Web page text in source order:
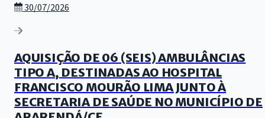
30/07/2026
AQUISIÇÃO DE 06 (SEIS) AMBULÂNCIAS
TIPO A, DESTINADAS AO HOSPITAL
FRANCISCO MOURÃO LIMA JUNTO À
SECRETARIA DE SAÚDE NO MUNICÍPIO DE